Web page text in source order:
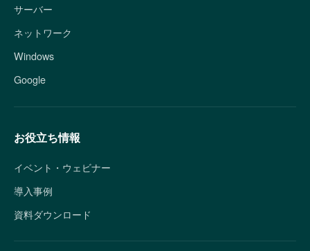
サーバー
ネットワーク
Windows
Google
お役立ち情報
イベント・ウェビナー
導入事例
資料ダウンロード